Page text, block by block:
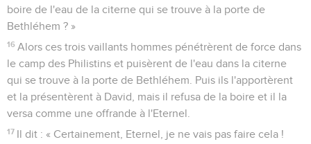
boire de l'eau de la citerne qui se trouve à la porte de
Bethléhem ? »
16 Alors ces trois vaillants hommes pénétrèrent de force dans
le camp des Philistins et puisèrent de l'eau dans la citerne
qui se trouve à la porte de Bethléhem. Puis ils l'apportèrent
et la présentèrent à David, mais il refusa de la boire et il la
versa comme une offrande à l'Eternel.
17 Il dit : « Certainement, Eternel, je ne vais pas faire cela !